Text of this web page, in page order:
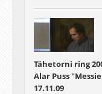
Tähetorni ring
Alar Puss
17.11.09